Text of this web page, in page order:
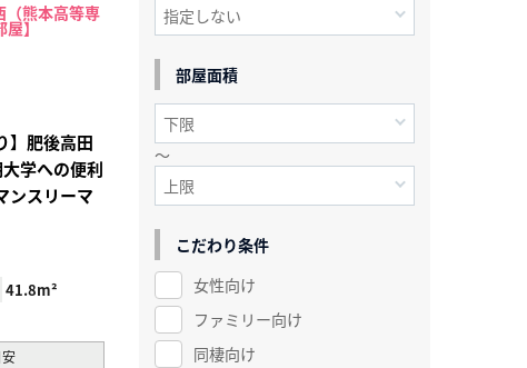
（熊本高等専
屋】
】肥後高田
学への便利
ンスリーマ
41.8m²
部屋面積
～
こだわり条件
女性向け
ファミリー向け
同棲向け